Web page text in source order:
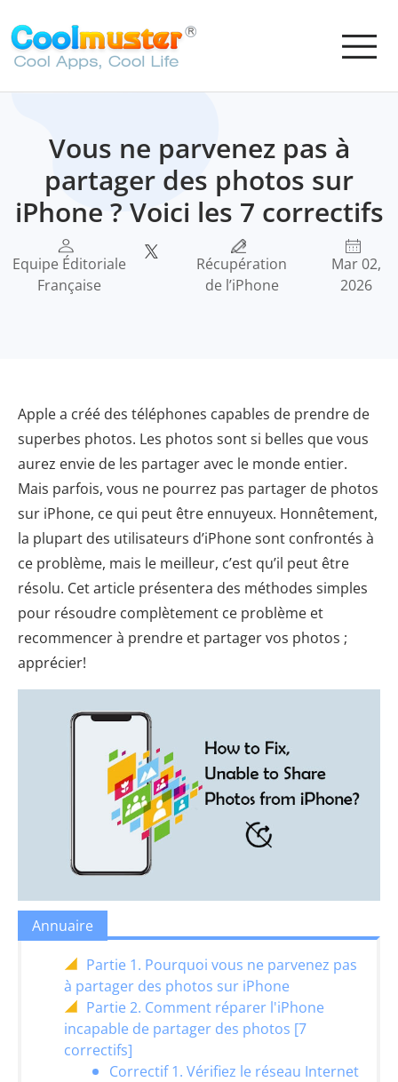
Vous ne parvenez pas à
partager des photos sur
iPhone ? Voici les 7 correctifs
Equipe Éditoriale
Française
Récupération
de l’iPhone
Mar 02,
2026
Apple a créé des téléphones capables de prendre de
superbes photos. Les photos sont si belles que vous
aurez envie de les partager avec le monde entier.
Mais parfois, vous ne pourrez pas partager de photos
sur iPhone, ce qui peut être ennuyeux. Honnêtement,
la plupart des utilisateurs d’iPhone sont confrontés à
ce problème, mais le meilleur, c’est qu’il peut être
résolu. Cet article présentera des méthodes simples
pour résoudre complètement ce problème et
recommencer à prendre et partager vos photos ;
apprécier!
Annuaire
Partie 1. Pourquoi vous ne parvenez pas
à partager des photos sur iPhone
Partie 2. Comment réparer l'iPhone
incapable de partager des photos [7
correctifs]
Correctif 1. Vérifiez le réseau Internet